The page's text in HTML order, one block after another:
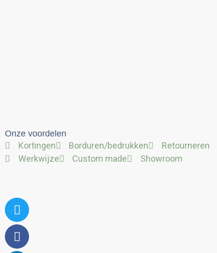
Onze voordelen
Kortingen Borduren/bedrukken
Retourneren
Werkwijze
Custom made Showroom
Twitter
Facebook
Linkedin